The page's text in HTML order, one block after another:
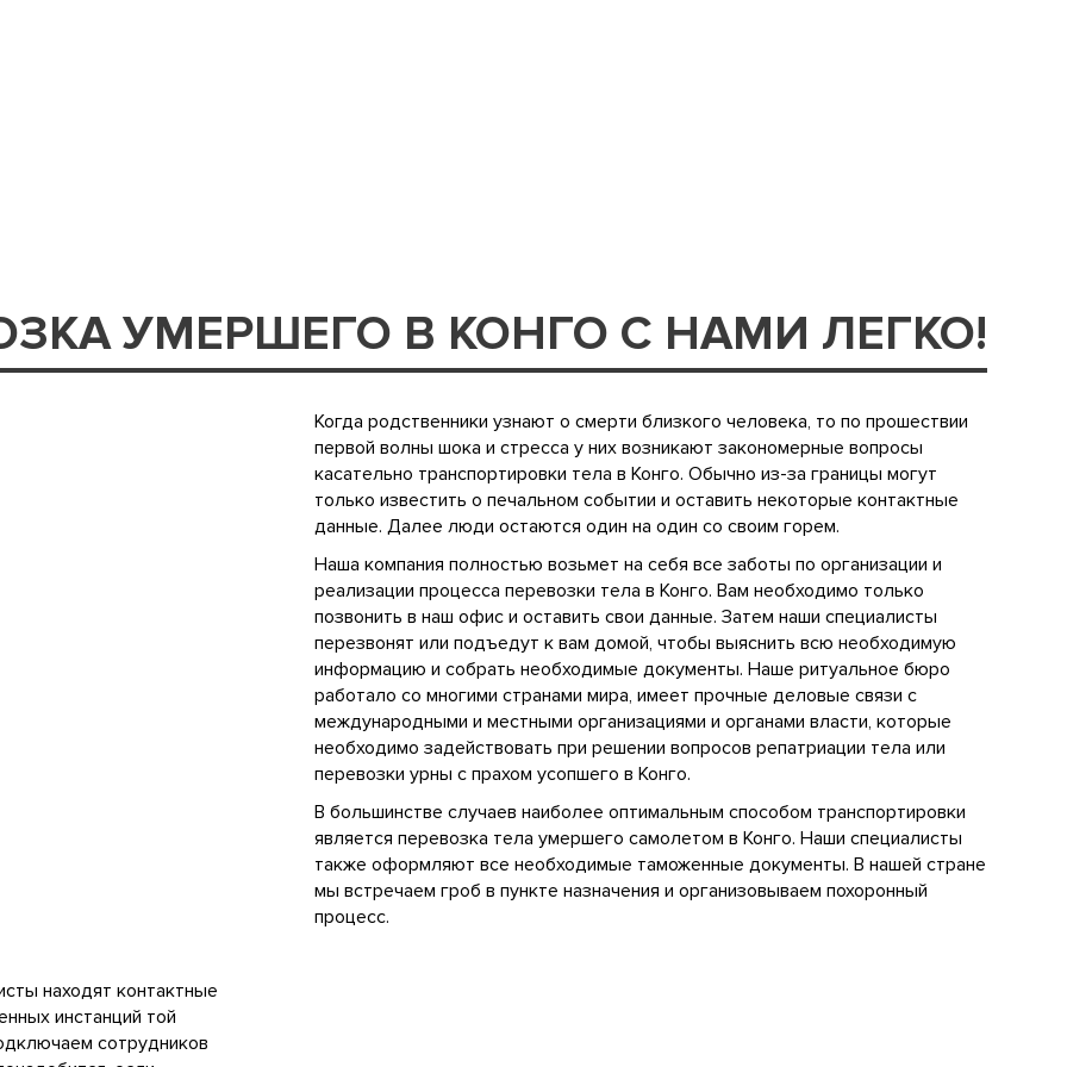
УМЕРШЕГО В КОНГО С НАМИ ЛЕГКО!
Когда родственники узнают о смерти близкого человека, то по прошествии
первой волны шока и стресса у них возникают закономерные вопросы
касательно транспортировки тела в Конго. Обычно из-за границы могут
только известить о печальном событии и оставить некоторые контактные
данные. Далее люди остаются один на один со своим горем.
Наша компания полностью возьмет на себя все заботы по организации и
реализации процесса перевозки тела в Конго. Вам необходимо только
позвонить в наш офис и оставить свои данные. Затем наши специалисты
перезвонят или подъедут к вам домой, чтобы выяснить всю необходимую
информацию и собрать необходимые документы. Наше ритуальное бюро
работало со многими странами мира, имеет прочные деловые связи с
международными и местными организациями и органами власти, которые
необходимо задействовать при решении вопросов репатриации тела или
перевозки урны с прахом усопшего в Конго.
В большинстве случаев наиболее оптимальным способом транспортировки
является перевозка тела умершего самолетом в Конго. Наши специалисты
также оформляют все необходимые таможенные документы. В нашей стране
мы встречаем гроб в пункте назначения и организовываем похоронный
процесс.
находят контактные
инстанций той
сотрудников